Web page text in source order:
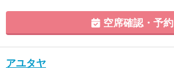
空席確認・予約
アユタヤ